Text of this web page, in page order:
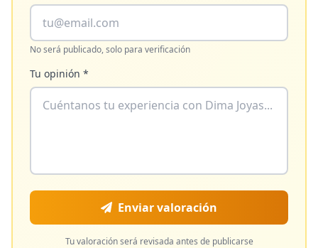
No será publicado, solo para verificación
Tu opinión *
Enviar valoración
Tu valoración será revisada antes de publicarse